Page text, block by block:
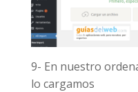
9- En nuestro
lo cargamos